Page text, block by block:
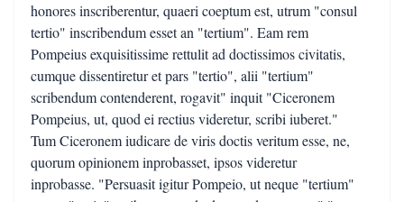
honores inscriberentur, quaeri coeptum est, utrum "consul
tertio" inscribendum esset an "tertium". Eam rem
Pompeius exquisitissime rettulit ad doctissimos civitatis,
cumque dissentiretur et pars "tertio", alii "tertium"
scribendum contenderent, rogavit" inquit "Ciceronem
Pompeius, ut, quod ei rectius videretur, scribi iuberet."
Tum Ciceronem iudicare de viris doctis veritum esse, ne,
quorum opinionem inprobasset, ipsos videretur
inprobasse. "Persuasit igitur Pompeio, ut neque "tertium"